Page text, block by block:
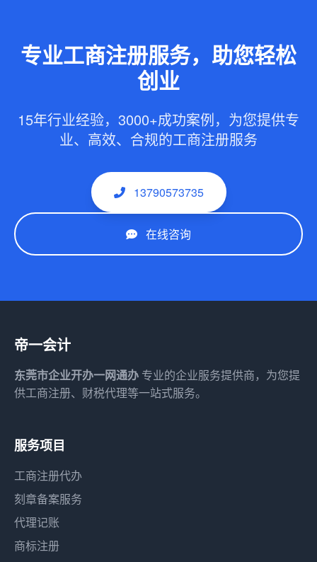
专业工商注册服务，助您轻松
创业
15年行业经验，3000+成功案例，为您提供专
业、高效、合规的工商注册服务
13790573735
在线咨询
帝一会计
东莞市企业开办一网通办 专业的企业服务提供商，为您提
供工商注册、财税代理等一站式服务。
服务项目
工商注册代办
刻章备案服务
代理记账
商标注册